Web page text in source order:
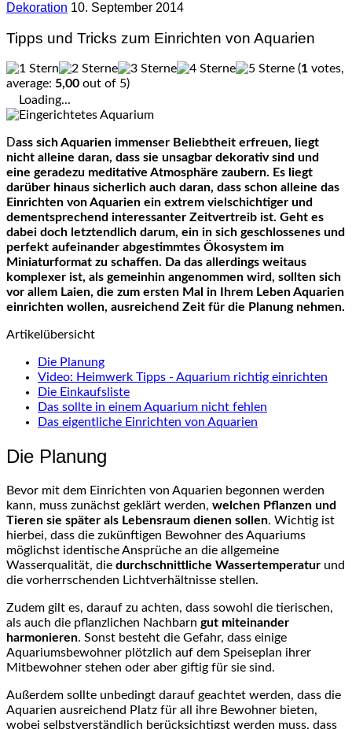
Dekoration 10. September 2014
Tipps und Tricks zum Einrichten von Aquarien
(1 votes,
average: 5,00 out of 5)
Loading...
Dass sich Aquarien immenser Beliebtheit erfreuen, liegt
nicht alleine daran, dass sie unsagbar dekorativ sind und
eine geradezu meditative Atmosphäre zaubern. Es liegt
darüber hinaus sicherlich auch daran, dass schon alleine das
Einrichten von Aquarien ein extrem vielschichtiger und
dementsprechend interessanter Zeitvertreib ist. Geht es
dabei doch letztendlich darum, ein in sich geschlossenes und
perfekt aufeinander abgestimmtes Ökosystem im
Miniaturformat zu schaffen. Da das allerdings weitaus
komplexer ist, als gemeinhin angenommen wird, sollten sich
vor allem Laien, die zum ersten Mal in Ihrem Leben Aquarien
einrichten wollen, ausreichend Zeit für die Planung nehmen.
Artikelübersicht
Die Planung
Video: Heimwerk Tipps - Aquarium richtig einrichten
Die Einkaufsliste
Das sollte in einem Aquarium nicht fehlen
Das eigentliche Einrichten von Aquarien
Die Planung
Bevor mit dem Einrichten von Aquarien begonnen werden
kann, muss zunächst geklärt werden, welchen Pflanzen und
Tieren sie später als Lebensraum dienen sollen. Wichtig ist
hierbei, dass die zukünftigen Bewohner des Aquariums
möglichst identische Ansprüche an die allgemeine
Wasserqualität, die durchschnittliche Wassertemperatur und
die vorherrschenden Lichtverhältnisse stellen.
Zudem gilt es, darauf zu achten, dass sowohl die tierischen,
als auch die pflanzlichen Nachbarn gut miteinander
harmonieren. Sonst besteht die Gefahr, dass einige
Aquariumsbewohner plötzlich auf dem Speiseplan ihrer
Mitbewohner stehen oder aber giftig für sie sind.
Außerdem sollte unbedingt darauf geachtet werden, dass die
Aquarien ausreichend Platz für all ihre Bewohner bieten,
wobei selbstverständlich berücksichtigst werden muss, dass